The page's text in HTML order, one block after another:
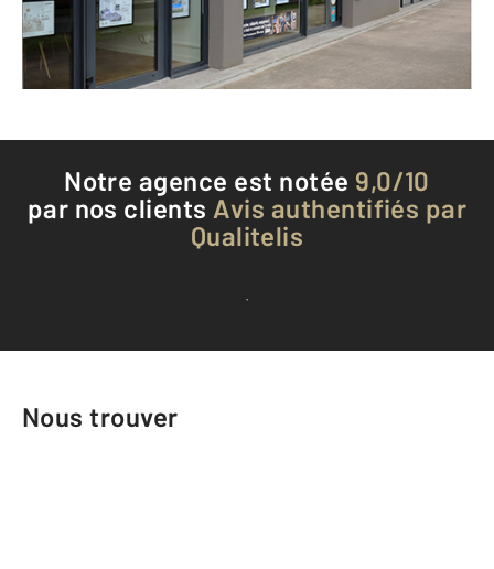
Envoyer un message
Téléphoner à l'agence
Notre agence est notée 9,0/10
par nos clients Avis authentifiés par
Qualitelis
Voir tous les avis clients
Nous trouver